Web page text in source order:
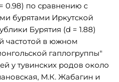
0.98) по сравнению с
бурятами Иркутской
Бурятия (d = 1.88)
частотой в южном
гаплогруппы"
у тувинских родов около
М.К. Жабагин и